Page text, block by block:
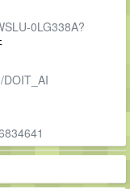
0LG338A?